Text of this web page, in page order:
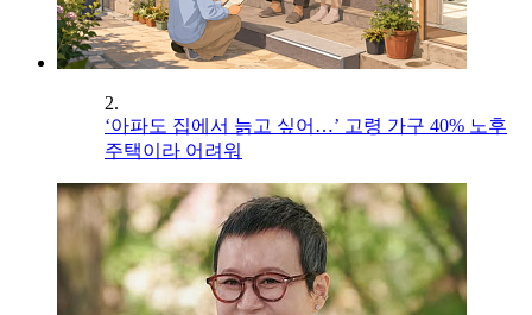
2.
‘아파도 집에서 늙고 싶어…’ 고령 가구 40% 노후
주택이라 어려워